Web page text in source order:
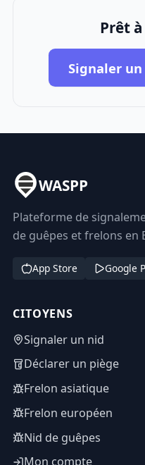
Prêt
Signaler
WASPP
Plateforme de
de guêpes et frelons en
App Store Google
CITOYENS
Signaler un nid
Déclarer un piège
Frelon asiatique
Frelon européen
Nid de guêpes
Mon compte